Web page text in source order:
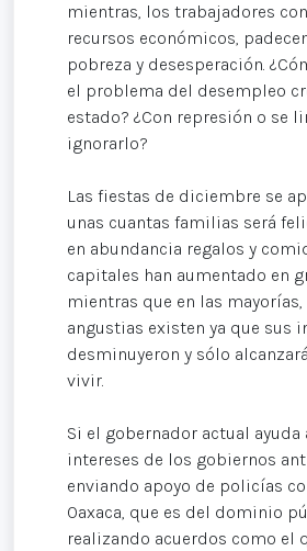
mientras, los trabajadores
recursos económicos,
pobreza y desesperación.
el problema del desempleo
estado? ¿Con represión o se
ignorarlo?
Las fiestas de diciembre se
unas cuantas familias será
en abundancia regalos y
capitales han aumentado en
mientras que en las
angustias existen ya que sus
desminuyeron y sólo
vivir.
Si el gobernador actual
intereses de los gobiernos
enviando apoyo de policías
Oaxaca, que es del dominio
realizando acuerdos como el